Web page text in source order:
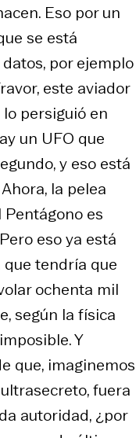
Eso por un
se está
por ejemplo
este aviador
lo persiguió en
un UFO que
y eso está
la pelea
es
eso ya está
que tendría que
ochenta mil
según la física
Y
que, imaginemos
fuera
autoridad, ¿por